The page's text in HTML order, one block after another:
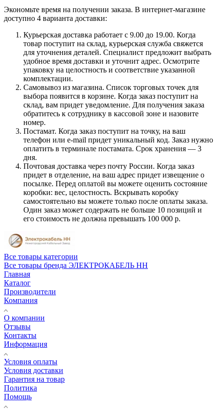
Экономьте время на получении заказа. В интернет-магазине
доступно 4 варианта доставки:
Курьерская доставка работает с 9.00 до 19.00. Когда
товар поступит на склад, курьерская служба свяжется
для уточнения деталей. Специалист предложит выбрать
удобное время доставки и уточнит адрес. Осмотрите
упаковку на целостность и соответствие указанной
комплектации.
Самовывоз из магазина. Список торговых точек для
выбора появится в корзине. Когда заказ поступит на
склад, вам придет уведомление. Для получения заказа
обратитесь к сотруднику в кассовой зоне и назовите
номер.
Постамат. Когда заказ поступит на точку, на ваш
телефон или e-mail придет уникальный код. Заказ нужно
оплатить в терминале постамата. Срок хранения — 3
дня.
Почтовая доставка через почту России. Когда заказ
придет в отделение, на ваш адрес придет извещение о
посылке. Перед оплатой вы можете оценить состояние
коробки: вес, целостность. Вскрывать коробку
самостоятельно вы можете только после оплаты заказа.
Один заказ может содержать не больше 10 позиций и
его стоимость не должна превышать 100 000 р.
Все товары категории
Все товары бренда ЭЛЕКТРОКАБЕЛЬ НН
Главная
Каталог
Производители
Компания
О компании
Отзывы
Контакты
Информация
Условия оплаты
Условия доставки
Гарантия на товар
Политика
Помощь